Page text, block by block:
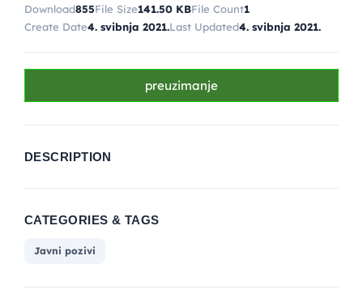
Download855File Size141.50 KBFile Count1
Create Date4. svibnja 2021.Last Updated4. svibnja 2021.
preuzimanje
DESCRIPTION
CATEGORIES & TAGS
Javni pozivi